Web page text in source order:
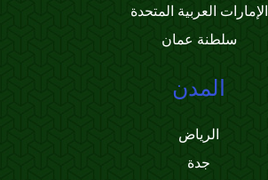
الإمارات العربية المتحدة
سلطنة عمان
المدن
الرياض
جدة